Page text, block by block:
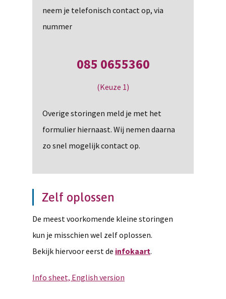
neem je telefonisch contact op, via
nummer
085 0655360
(Keuze 1)
Overige storingen meld je met het
formulier hiernaast. Wij nemen daarna
zo snel mogelijk contact op.
Zelf oplossen
De meest voorkomende kleine storingen
kun je misschien wel zelf oplossen.
Bekijk hiervoor eerst de infokaart.
Info sheet, English version